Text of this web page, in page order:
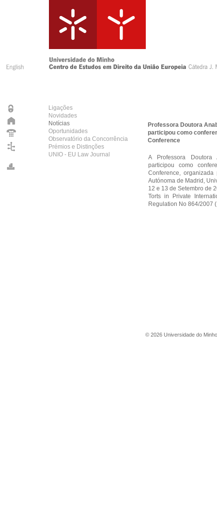
Ligações
Novidades
Notícias
Oportunidades
Observatório da Concorrência
Prémios e Distinções
UNIO - EU Law Journal
Professora Doutora
participou como
Conference
A Professora Doutora
participou como
Conference,
Autónoma de Madrid,
12 e 13 de Setembro de
Torts in Private
Regulation No 864/2007
© 2026 Universidade do